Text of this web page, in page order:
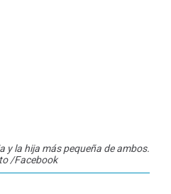
y la hija más pequeña de ambos.
/Facebook